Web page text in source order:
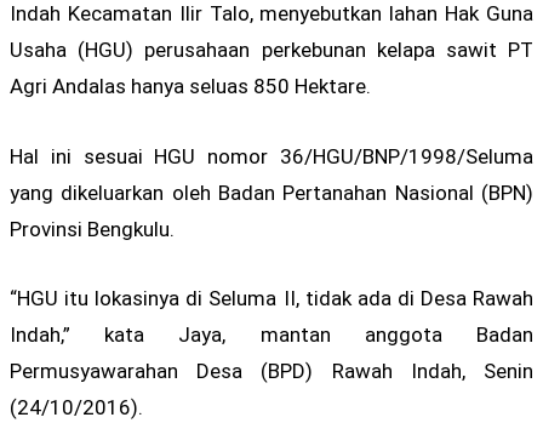
Indah Kecamatan Ilir Talo, menyebutkan lahan Hak Guna
Usaha (HGU) perusahaan perkebunan kelapa sawit PT
Agri Andalas hanya seluas 850 Hektare.
Hal ini sesuai HGU nomor 36/HGU/BNP/1998/Seluma
yang dikeluarkan oleh Badan Pertanahan Nasional (BPN)
Provinsi Bengkulu.
“HGU itu lokasinya di Seluma II, tidak ada di Desa Rawah
Indah,” kata Jaya, mantan anggota Badan
Permusyawarahan Desa (BPD) Rawah Indah, Senin
(24/10/2016).